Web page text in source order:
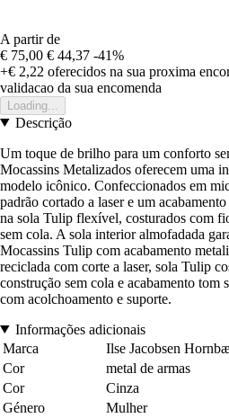
A partir de
€ 75,00 € 44,37 -41%
+€ 2,22 oferecidos na sua proxima
validacao da sua encomenda
Loading...
Descrição
Um toque de brilho para um conforto
Mocassins Metalizados oferecem uma
modelo icônico. Confeccionados em
padrão cortado a laser e um
na sola Tulip flexível, costurados com
sem cola. A sola interior almofadada
Mocassins Tulip com acabamento
reciclada com corte a laser, sola Tulip
construção sem cola e acabamento tom
com acolchoamento e suporte.
Informações adicionais
Marca
Ilse Jacobsen
Cor
metal de armas
Cor
Cinza
Género
Mulher